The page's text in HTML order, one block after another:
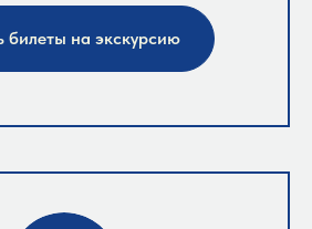
билеты на экскурсию